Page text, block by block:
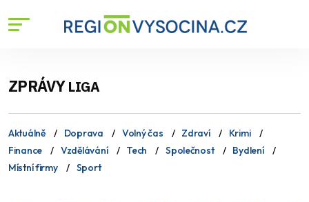
ZPRÁVYLIGA
Aktuálně Doprava Volný čas Zdraví
Krimi
Finance
Vzdělávání Tech Společnost
Bydlení
Místní firmy
Sport